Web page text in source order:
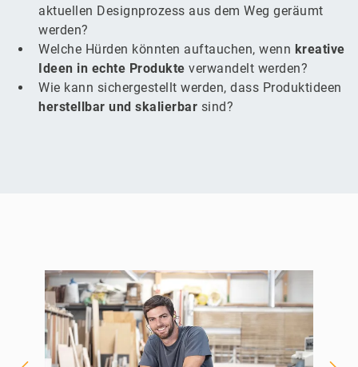
aktuellen Designprozess aus dem Weg geräumt
werden?
Welche Hürden könnten auftauchen, wenn kreative
Ideen in echte Produkte verwandelt werden?
Wie kann sichergestellt werden, dass Produktideen
herstellbar und skalierbar sind?